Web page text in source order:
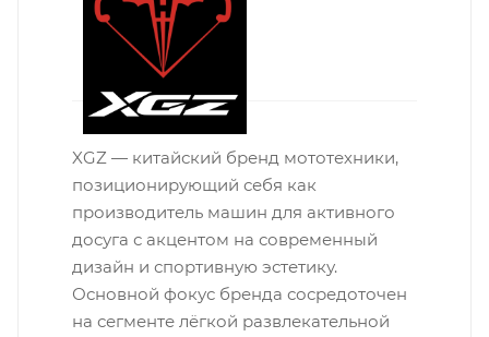
XGZ — китайский бренд мототехники,
позиционирующий себя как
производитель машин для активного
досуга с акцентом на современный
дизайн и спортивную эстетику.
Основной фокус бренда сосредоточен
на сегменте лёгкой развлекательной